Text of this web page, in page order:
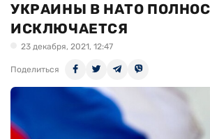
УКРАИНЫ В НАТО
ИСКЛЮЧАЕТСЯ
23 декабря, 2021, 12:47
Поделиться